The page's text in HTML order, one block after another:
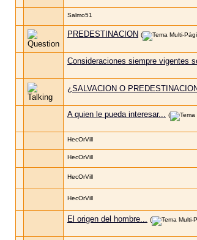
Salmo51
PREDESTINACION (
Consideraciones siempre vigentes
¿SALVACION O
A quien le pueda interesar... (
HecOrVill
HecOrVill
HecOrVill
HecOrVill
El origen del hombre... (